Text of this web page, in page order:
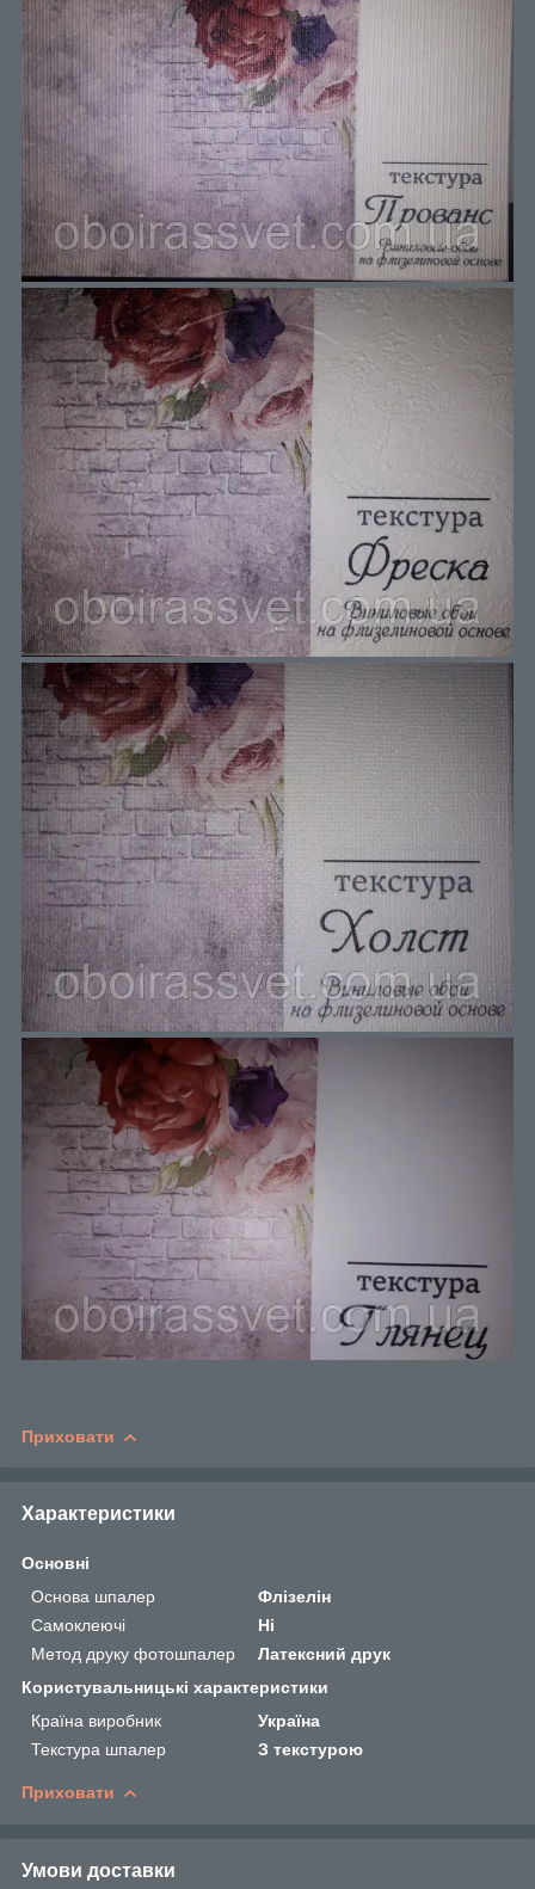
Приховати
Характеристики
Основні
Основа шпалер
Флізелін
Самоклеючі
Ні
Метод друку фотошпалер
Латексний друк
Користувальницькі характеристики
Країна виробник
Україна
Текстура шпалер
З текстурою
Приховати
Умови доставки